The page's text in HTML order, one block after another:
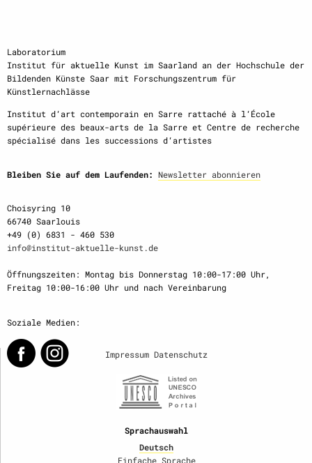
Laboratorium
Institut für aktuelle Kunst im Saarland an der Hochschule der
Bildenden Künste Saar mit Forschungszentrum für
Künstlernachlässe
Institut d‘art contemporain en Sarre rattaché à l‘École
supérieure des beaux-arts de la Sarre et Centre de recherche
spécialisé dans les successions d‘artistes
Bleiben Sie auf dem Laufenden: Newsletter abonnieren
Choisyring 10
66740 Saarlouis
+49 (0) 6831 - 460 530
info@institut-aktuelle-kunst.de
Öffnungszeiten: Montag bis Donnerstag 10:00-17:00 Uhr,
Freitag 10:00-16:00 Uhr und nach Vereinbarung
Soziale Medien:
Impressum Datenschutz
Sprachauswahl
Deutsch
Einfache Sprache